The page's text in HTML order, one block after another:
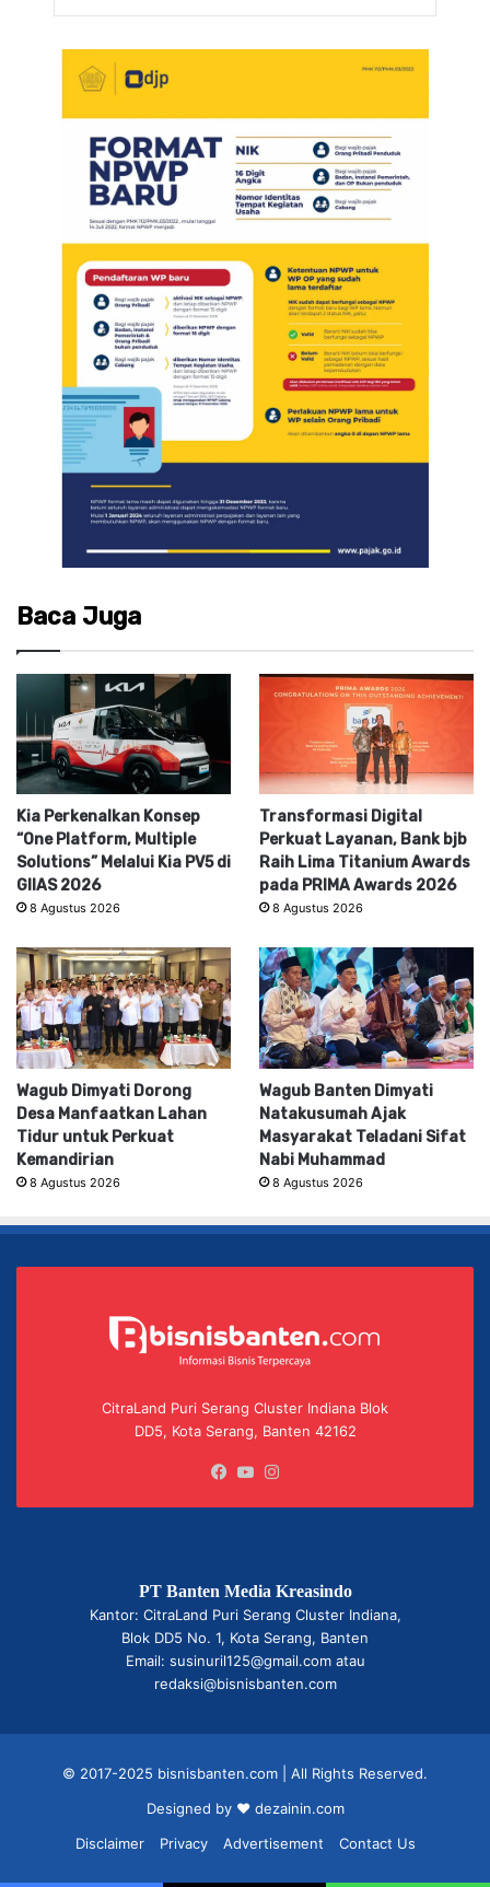
Baca Juga
Kia Perkenalkan Konsep
“One Platform, Multiple
Solutions” Melalui Kia PV5 di
GIIAS 2026
8 Agustus 2026
Transformasi Digital
Perkuat Layanan, Bank bjb
Raih Lima Titanium Awards
pada PRIMA Awards 2026
8 Agustus 2026
Wagub Dimyati Dorong
Desa Manfaatkan Lahan
Tidur untuk Perkuat
Kemandirian
8 Agustus 2026
Wagub Banten Dimyati
Natakusumah Ajak
Masyarakat Teladani Sifat
Nabi Muhammad
8 Agustus 2026
CitraLand Puri Serang Cluster Indiana Blok
DD5, Kota Serang, Banten 42162
Facebook
YouTube
PT Banten Media Kreasindo
Kantor: CitraLand Puri Serang Cluster Indiana,
Blok DD5 No. 1, Kota Serang, Banten
Email: susinuril125@gmail.com atau
redaksi@bisnisbanten.com
© 2017-2025 bisnisbanten.com | All Rights Reserved.
Designed by ❤ dezainin.com
Disclaimer
Privacy Advertisement Contact Us